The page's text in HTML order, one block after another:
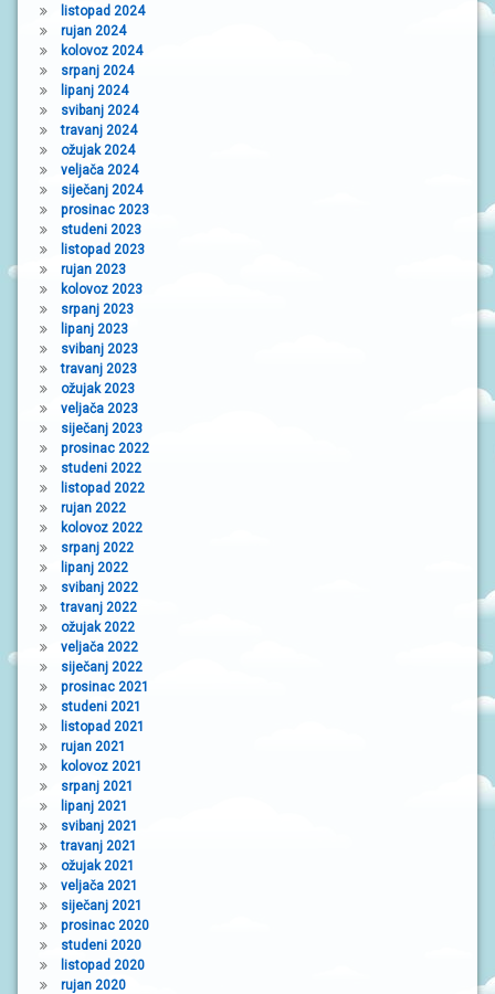
listopad 2024
rujan 2024
kolovoz 2024
srpanj 2024
lipanj 2024
svibanj 2024
travanj 2024
ožujak 2024
veljača 2024
siječanj 2024
prosinac 2023
studeni 2023
listopad 2023
rujan 2023
kolovoz 2023
srpanj 2023
lipanj 2023
svibanj 2023
travanj 2023
ožujak 2023
veljača 2023
siječanj 2023
prosinac 2022
studeni 2022
listopad 2022
rujan 2022
kolovoz 2022
srpanj 2022
lipanj 2022
svibanj 2022
travanj 2022
ožujak 2022
veljača 2022
siječanj 2022
prosinac 2021
studeni 2021
listopad 2021
rujan 2021
kolovoz 2021
srpanj 2021
lipanj 2021
svibanj 2021
travanj 2021
ožujak 2021
veljača 2021
siječanj 2021
prosinac 2020
studeni 2020
listopad 2020
rujan 2020